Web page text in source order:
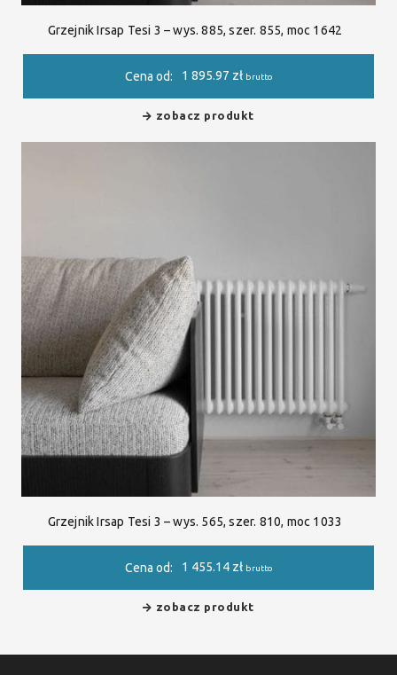
Grzejnik Irsap Tesi 3 – wys. 885, szer. 855, moc 1642
Cena od: 1 895.97 zł brutto
zobacz produkt
Grzejnik Irsap Tesi 3 – wys. 565, szer. 810, moc 1033
Cena od: 1 455.14 zł brutto
zobacz produkt